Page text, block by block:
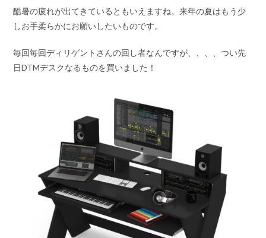
酷暑の疲れが出てきているともいえますね。来年の夏はもう少
しお手柔らかにお願いしたいものです。
毎回毎回ディリゲントさんの回し者なんですが、、、、つい先
日DTMデスクなるものを買いました！